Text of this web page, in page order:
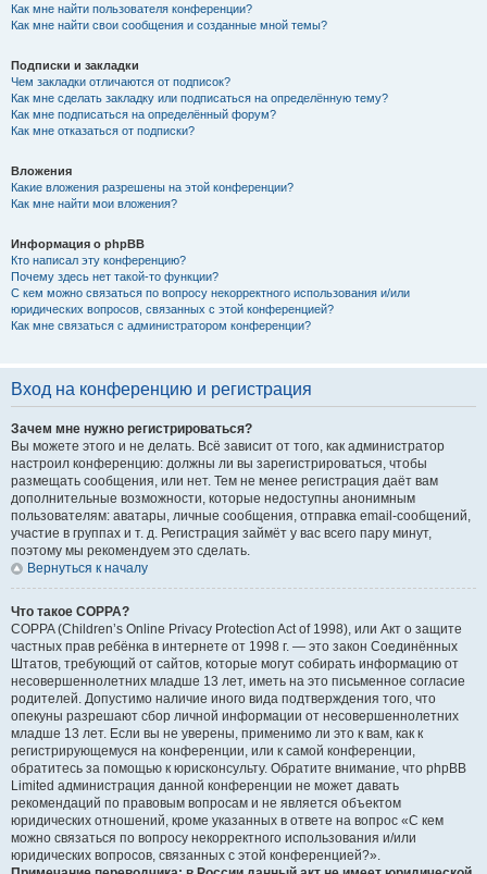
Как мне найти пользователя конференции?
Как мне найти свои сообщения и созданные мной темы?
Подписки и закладки
Чем закладки отличаются от подписок?
Как мне сделать закладку или подписаться на определённую тему?
Как мне подписаться на определённый форум?
Как мне отказаться от подписки?
Вложения
Какие вложения разрешены на этой конференции?
Как мне найти мои вложения?
Информация о phpBB
Кто написал эту конференцию?
Почему здесь нет такой-то функции?
С кем можно связаться по вопросу некорректного использования и/или
юридических вопросов, связанных с этой конференцией?
Как мне связаться с администратором конференции?
Вход на конференцию и регистрация
Зачем мне нужно регистрироваться?
Вы можете этого и не делать. Всё зависит от того, как администратор
настроил конференцию: должны ли вы зарегистрироваться, чтобы
размещать сообщения, или нет. Тем не менее регистрация даёт вам
дополнительные возможности, которые недоступны анонимным
пользователям: аватары, личные сообщения, отправка email-сообщений,
участие в группах и т. д. Регистрация займёт у вас всего пару минут,
поэтому мы рекомендуем это сделать.
Вернуться к началу
Что такое COPPA?
COPPA (Children’s Online Privacy Protection Act of 1998), или Акт о защите
частных прав ребёнка в интернете от 1998 г. — это закон Соединённых
Штатов, требующий от сайтов, которые могут собирать информацию от
несовершеннолетних младше 13 лет, иметь на это письменное согласие
родителей. Допустимо наличие иного вида подтверждения того, что
опекуны разрешают сбор личной информации от несовершеннолетних
младше 13 лет. Если вы не уверены, применимо ли это к вам, как к
регистрирующемуся на конференции, или к самой конференции,
обратитесь за помощью к юрисконсульту. Обратите внимание, что phpBB
Limited администрация данной конференции не может давать
рекомендаций по правовым вопросам и не является объектом
юридических отношений, кроме указанных в ответе на вопрос «С кем
можно связаться по вопросу некорректного использования и/или
юридических вопросов, связанных с этой конференцией?».